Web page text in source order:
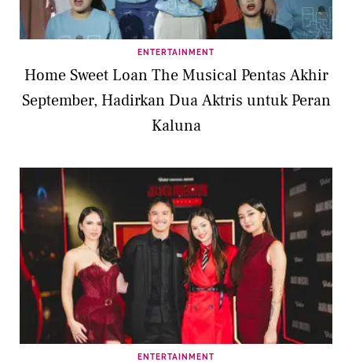
ENTERTAINMENT
Home Sweet Loan The Musical Pentas Akhir
September, Hadirkan Dua Aktris untuk Peran
Kaluna
ENTERTAINMENT